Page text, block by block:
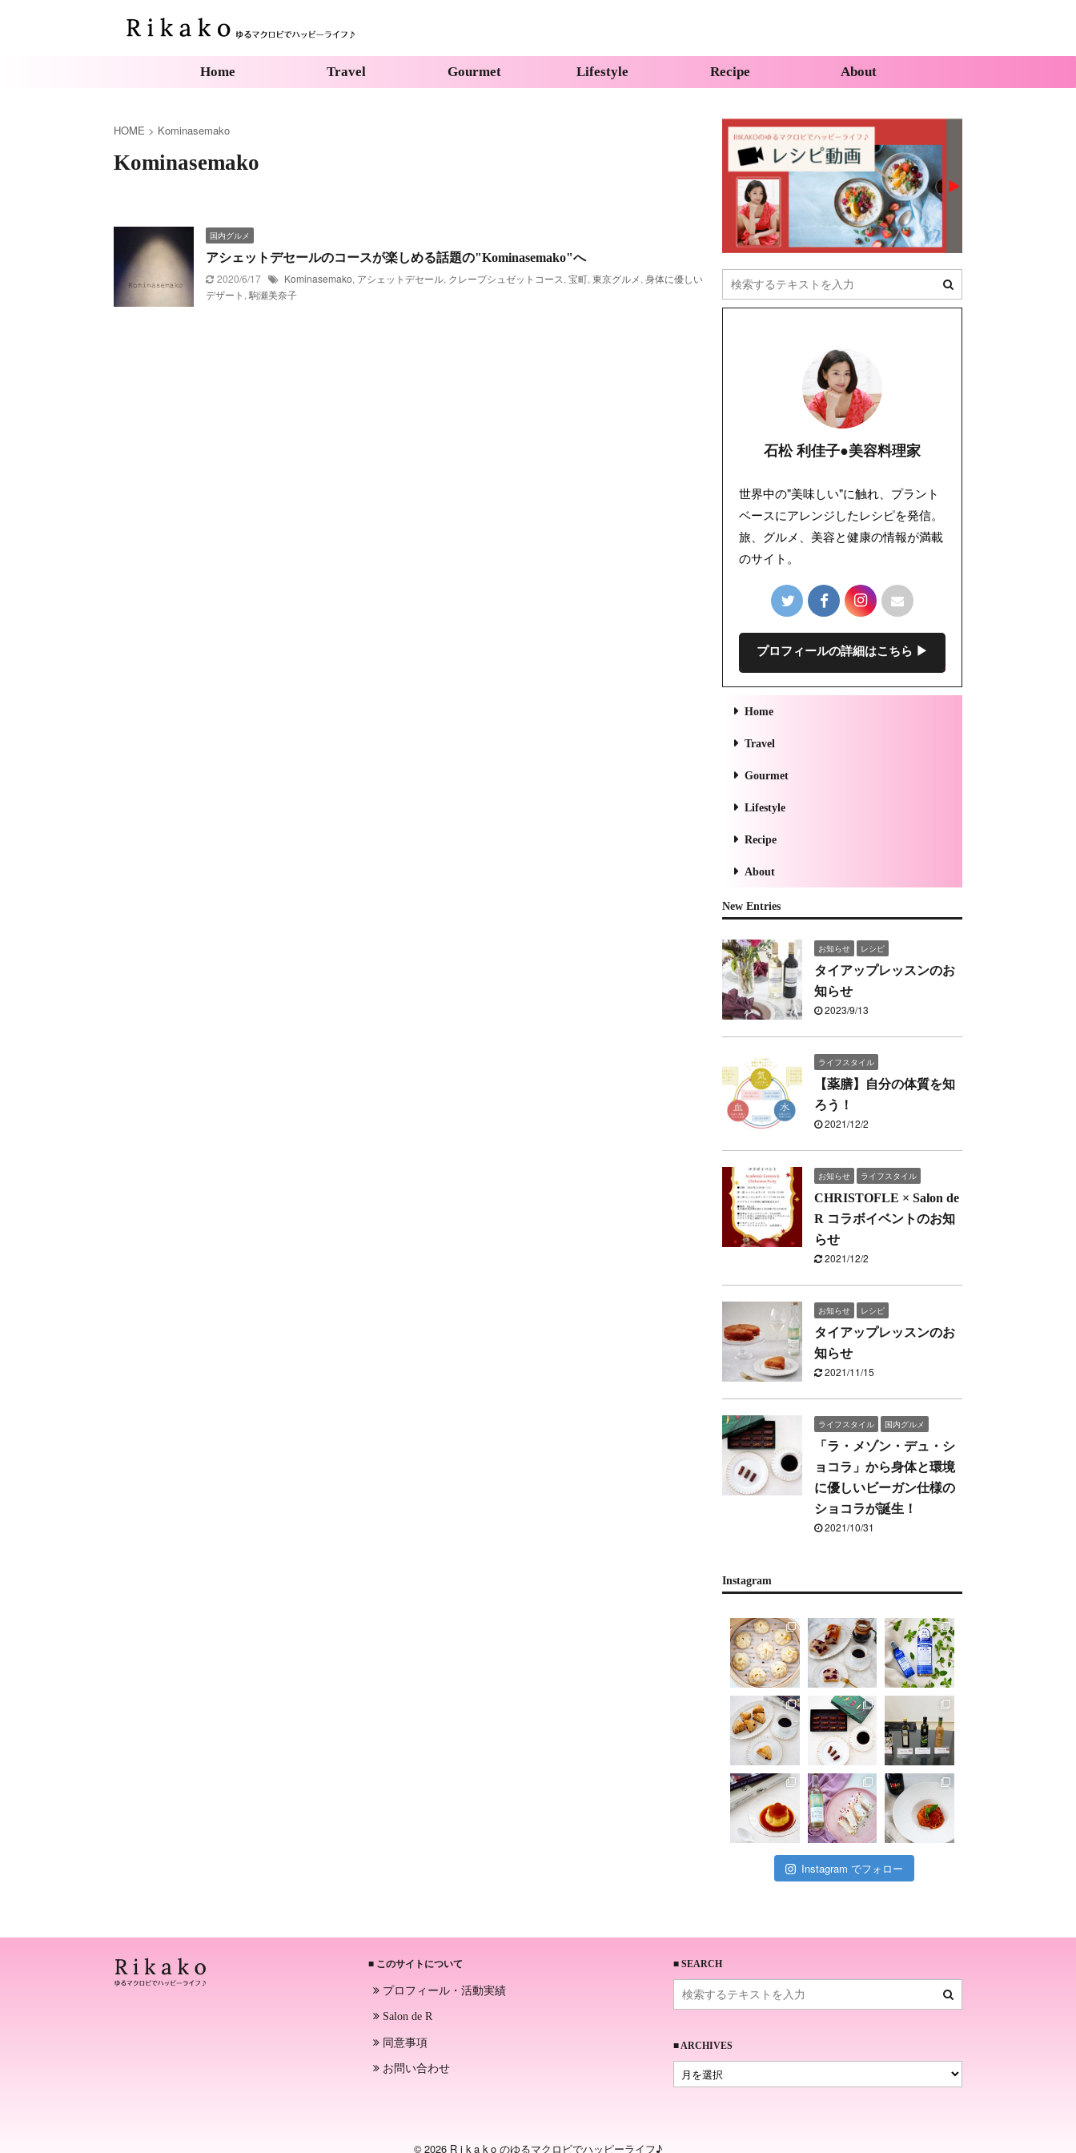
Home Travel Gourmet Lifestyle Recipe About
HOME > Kominasemako
Kominasemako
国内グルメ
アシェットデセールのコースが楽しめる話題の"Kominasemako"へ
2020/6/17
Kominasemako, アシェットデセール, クレープシュゼットコース, 宝町, 東京グルメ, 身体に優しい
デザート , 駒瀬美奈子
石松 利佳子●美容料理家
世界中の"美味しい"に触れ、プラント
ベースにアレンジしたレシピを発信。
旅、グルメ、美容と健康の情報が満載
のサイト。
プロフィールの詳細はこちら ▶︎
Home
Travel
Gourmet
Lifestyle
Recipe
About
New Entries
お知らせ レシピ
タイアップレッスンのお
知らせ
2023/9/13
ライフスタイル
【薬膳】自分の体質を知
ろう！
2021/12/2
お知らせ ライフスタイル
CHRISTOFLE × Salon de
R コラボイベントのお知
らせ
2021/12/2
お知らせ レシピ
タイアップレッスンのお
知らせ
2021/11/15
ライフスタイル 国内グルメ
「ラ・メゾン・デュ・シ
ョコラ」から身体と環境
に優しいビーガン仕様の
ショコラが誕生！
2021/10/31
Instagram
Instagram でフォロー
■ このサイトについて
プロフィール・活動実績
Salon de R
同意事項
お問い合わせ
■ SEARCH
■ ARCHIVES
© 2026 R i k a k o のゆるマクロビでハッピーライフ♪